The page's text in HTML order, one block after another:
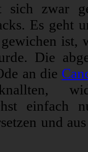
sich zwar
Es geht
Die
an die
und